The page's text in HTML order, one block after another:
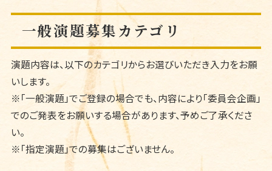
一般演題募集カテゴリ
演題内容は、以下のカテゴリからお選びいただき入力をお願
いします。
※「一般演題」でご登録の場合でも、内容により「委員会企画」
でのご発表をお願いする場合があります、予めご了承くださ
い。
※「指定演題」での募集はございません。